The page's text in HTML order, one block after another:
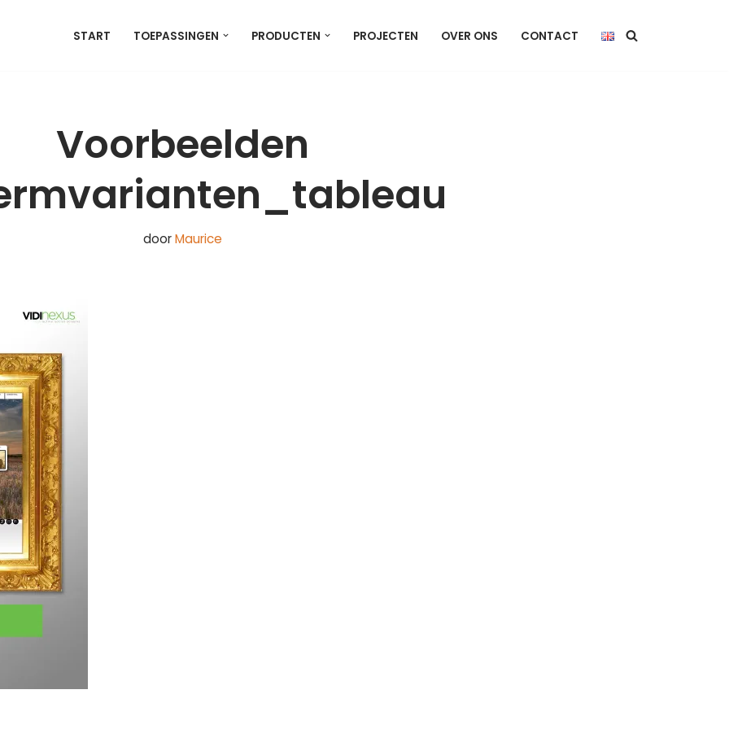
START TOEPASSINGEN PRODUCTEN PROJECTEN OVER ONS CONTACT
Voorbeelden
doorMaurice